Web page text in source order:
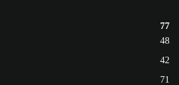
77
48
42
71